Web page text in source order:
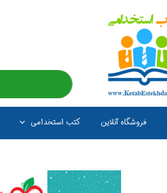
فروشگاه آنلاین کتب استخدامی